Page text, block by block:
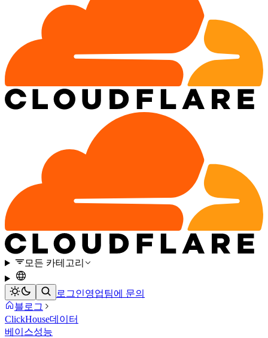
모든 카테고리
로그인영업팀에 문의
블로그
ClickHouse데이터
베이스성능